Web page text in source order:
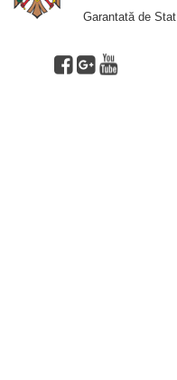
Garantată de Stat